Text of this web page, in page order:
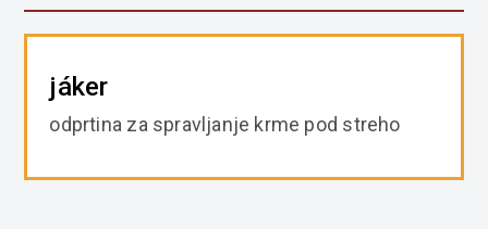
jáker
odprtina za spravljanje krme pod streho